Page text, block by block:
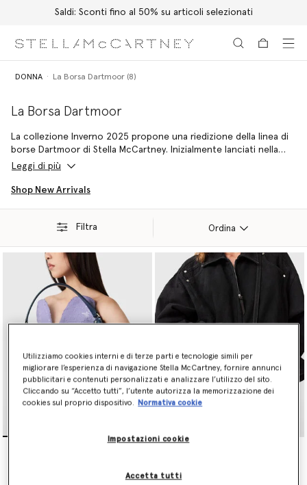
Spedizione Express gratuita per tutti gli ordini
DONNA La Borsa Dartmoor (8)
La Borsa Dartmoor
La collezione Inverno 2025 propone una riedizione della linea di
borse Dartmoor di Stella McCartney. Inizialmente lanciati nella
collezione Autunno 2007, gli inediti modelli vegani di borse a
nostalgia per gli anni Novanta, in un design funzionale e multi-
Leggi di più
Shop New Arrivals
Filtra Ordina
Borsa a Spalla Dartmoor in
Camera Bag a Tracolla
Utilizziamo cookies interni e di terze parti e tecnologie simili per
migliorare l’esperienza di navigazione Stella McCartney, fornire annunci
pubblicitari e contenuti personalizzati e analizzare l’utilizzo del sito.
Cliccando su “Accetto tutti”, l’utente autorizza la memorizzazione dei
cookies sul proprio dispositivo.
Normativa cookie
Impostazioni cookie
Accetta tutti